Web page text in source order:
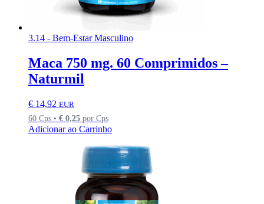
3.14 - Bem-Estar Masculino
Maca 750 mg. 60 Comprimidos –
Naturmil
€ 14,92 EUR
60 Cps • € 0,25 por Cps
Adicionar ao Carrinho